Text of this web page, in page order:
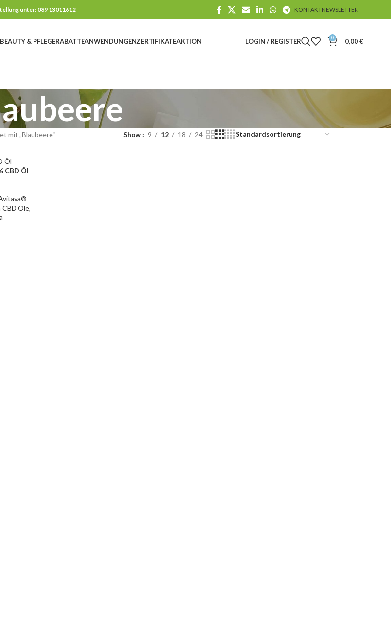
unter: 089 13011612 KONTAKTNEWSLETTER
BEAUTY & PFLEGERABATTEANWENDUNGENZERTIFIKATEAKTION LOGIN / REGISTER 0 0,00€
mit „Blaubeere“ Show 9 12 18 24
CBD Öl
CBD Öle,